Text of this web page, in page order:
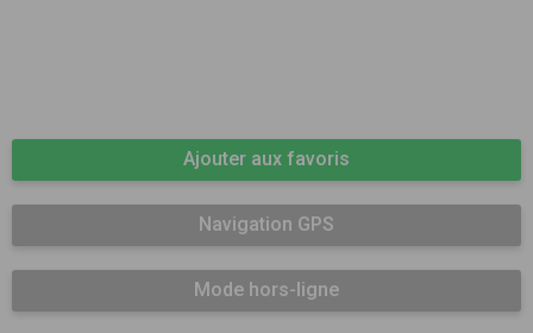
Ajouter aux favoris
Navigation GPS
Mode hors-ligne